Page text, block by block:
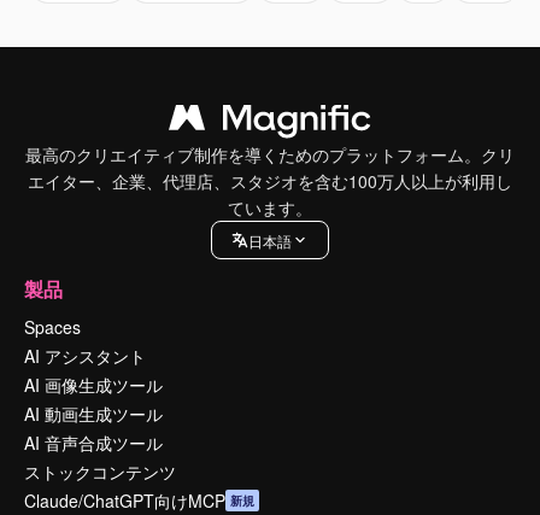
最高のクリエイティブ制作を導くためのプラットフォーム。クリ
エイター、企業、代理店、スタジオを含む100万人以上が利用し
ています。
日本語
製品
Spaces
AI アシスタント
AI 画像生成ツール
AI 動画生成ツール
AI 音声合成ツール
ストックコンテンツ
Claude/ChatGPT向けMCP 新規